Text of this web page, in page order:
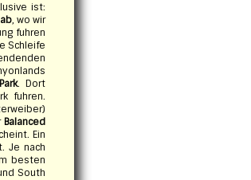
ist:
, wo wir
fuhren
Schleife
. Dort
fuhren.
Balanced
Ein
Je nach
besten
South